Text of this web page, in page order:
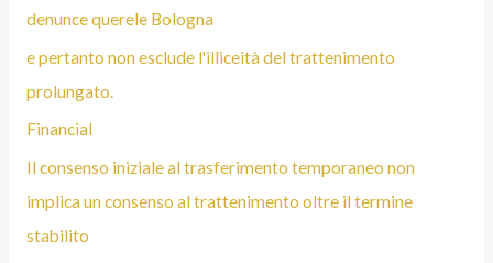
denunce querele Bologna
e pertanto non esclude l'illiceità del trattenimento
prolungato.
Financial
Il consenso iniziale al trasferimento temporaneo non
implica un consenso al trattenimento oltre il termine
stabilito